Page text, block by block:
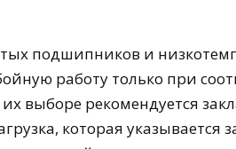
подшипников и
работу только при
выборе рекомендуется
которая указывается